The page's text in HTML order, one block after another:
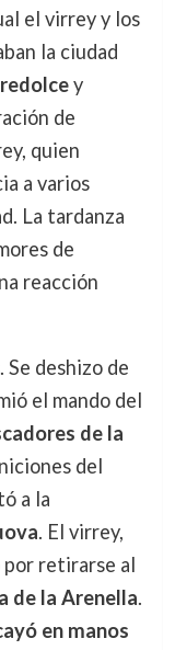
el virrey y los
la ciudad
y
de
quien
a varios
La tardanza
de
reacción
Se deshizo de
el mando del
de la
del
a la
. El virrey,
retirarse al
de la Arenella.
en manos